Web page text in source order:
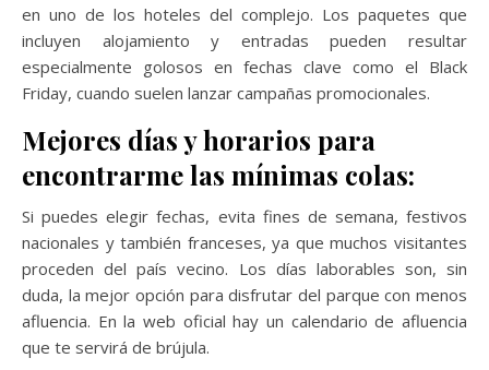
en uno de los hoteles del complejo. Los paquetes que
incluyen alojamiento y entradas pueden resultar
especialmente golosos en fechas clave como el Black
Friday, cuando suelen lanzar campañas promocionales.
Mejores días y horarios para
encontrarme las mínimas colas:
Si puedes elegir fechas, evita fines de semana, festivos
nacionales y también franceses, ya que muchos visitantes
proceden del país vecino. Los días laborables son, sin
duda, la mejor opción para disfrutar del parque con menos
afluencia. En la web oficial hay un calendario de afluencia
que te servirá de brújula.